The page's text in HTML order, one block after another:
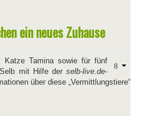
ein neues Zuhause
Tamina sowie für fünf
Selb mit Hilfe derselb-live.de-
über diese „Vermittlungstiere“